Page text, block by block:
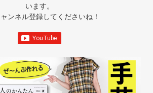
います。
ンネル登録してくださいね！